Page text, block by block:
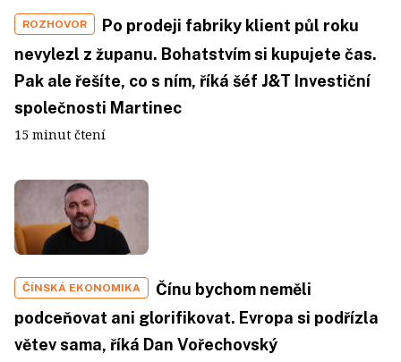
ROZHOVOR
Po prodeji fabriky klient půl roku
nevylezl z županu. Bohatstvím si kupujete čas.
Pak ale řešíte, co s ním, říká šéf J&T Investiční
společnosti Martinec
15 minut čtení
ČÍNSKÁ EKONOMIKA
Čínu bychom neměli
podceňovat ani glorifikovat. Evropa si podřízla
větev sama, říká Dan Vořechovský